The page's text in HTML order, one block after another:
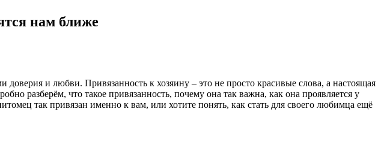
нам ближе
и любви. Привязанность к хозяину – это не просто красивые слова, а настоящая
разберём, что такое привязанность, почему она так важна, как она проявляется у
так привязан именно к вам, или хотите понять, как стать для своего любимца ещё